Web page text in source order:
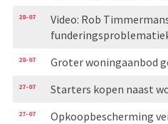
28-07
Video: Rob
28-07 Groter woningaanbod
27-07 Starters kopen naast
27-07 Opkoopbescherming